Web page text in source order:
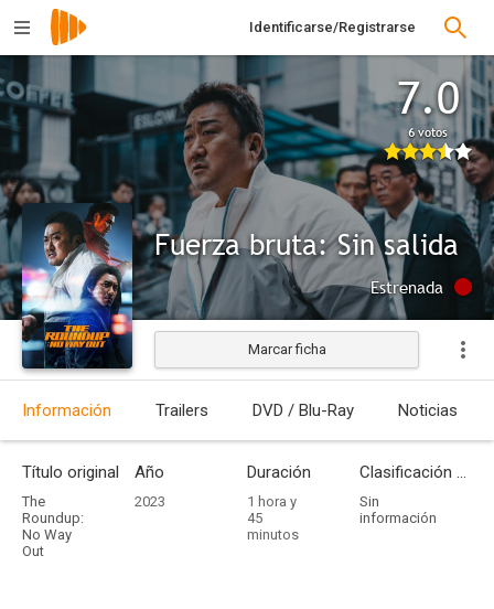
Identificarse/Registrarse
7.0
6 votos
Fuerza bruta: Sin salida
Estrenada
Marcar ficha
Información Trailers DVD / Blu-Ray Noticias
Título original
The
Roundup:
No Way
Out
Año
2023
Duración
1 hora y
45
minutos
Clasificación por edades
Sin
información